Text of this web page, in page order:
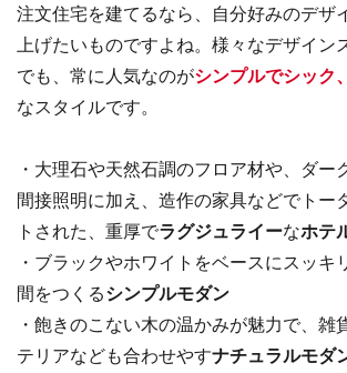
注文住宅を建てるなら、自分好みのデザ
上げたいものですよね。様々なデザイン
でも、常に人気なのがシンプルでシック
なスタイルです。
・大理石や天然石調のフロア材や、ダー
間接照明に加え、造作の家具などでトー
トされた、重厚でラグジュライーなホテ
・ブラックやホワイトをベースにスッキ
間をつくるシンプルモダン
・飽きのこない木の温かみが魅力で、雑
テリアなども合わせやすナチュラルモダ